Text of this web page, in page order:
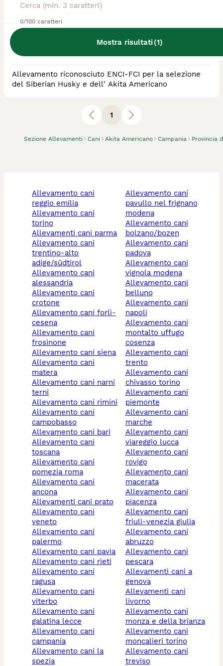
0/100 caratteri
Mostra risultati(1)
Sezione Allevamenti Cani Akita Americano Campania Provincia
animali disponibili
Allevamento riconosciuto ENCI-FCI per la selezione
del Siberian Husky e dell' Akita Americano
1
allevamento cani
reggio emilia
allevamento cani
torino
allevamenti cani parma
allevamento cani
trentino-alto
adige/südtirol
allevamento cani
alessandria
allevamento cani
crotone
allevamento cani forlì-
cesena
allevamento cani
frosinone
allevamento cani siena
allevamento cani
matera
allevamento cani narni
terni
allevamento cani rimini
allevamento cani
campobasso
allevamento cani bari
allevamento cani
toscana
allevamento cani
pomezia roma
allevamento cani
ancona
allevamenti cani prato
allevamento cani
veneto
allevamento cani
palermo
allevamento cani pavia
allevamento cani rieti
allevamento cani
ragusa
allevamento cani
viterbo
allevamento cani
galatina lecce
allevamento cani
campania
allevamento cani la
spezia
allevamento cani
pavullo nel frignano
modena
allevamento cani
bolzano/bozen
allevamento cani
padova
allevamento cani
vignola modena
allevamento cani
belluno
allevamento cani
napoli
allevamento cani
montalto uffugo
cosenza
allevamento cani
trento
allevamento cani
chivasso torino
allevamento cani
piemonte
allevamento cani
marche
allevamento cani
viareggio lucca
allevamento cani
rovigo
allevamento cani
macerata
allevamento cani
piacenza
allevamento cani
friuli-venezia giulia
allevamento cani
abruzzo
allevamento cani
pescara
allevamenti cani a
genova
allevamenti cani
livorno
allevamento cani
monza e della brianza
allevamento cani
moncalieri torino
allevamento cani
treviso